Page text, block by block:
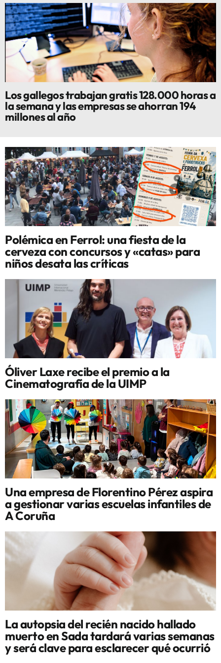
Los gallegos trabajan gratis 128.000 horas a
la semana y las empresas se ahorran 194
millones al año
Polémica en Ferrol: una fiesta de la
cerveza con concursos y «catas» para
niños desata las críticas
Óliver Laxe recibe el premio a la
Cinematografía de la UIMP
Una empresa de Florentino Pérez aspira
a gestionar varias escuelas infantiles de
A Coruña
La autopsia del recién nacido hallado
muerto en Sada tardará varias semanas
y será clave para esclarecer qué ocurrió